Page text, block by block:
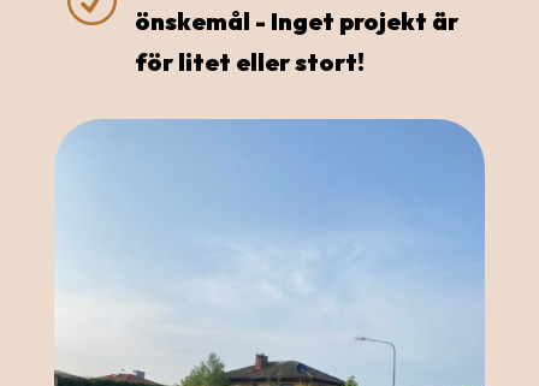
önskemål - Inget projekt är
för litet eller stort!